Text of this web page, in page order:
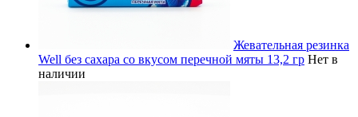
Жевательная резинка
Well без сахара со вкусом перечной мяты 13,2 гр Нет в
наличии